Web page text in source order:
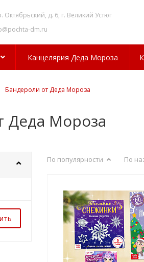
Октябрьский, д. 6, г. Великий Устюг
dm.ru
Канцелярия Деда Мороза
Бандероли от Деда Мороза
Деда Мороза
По популярности По